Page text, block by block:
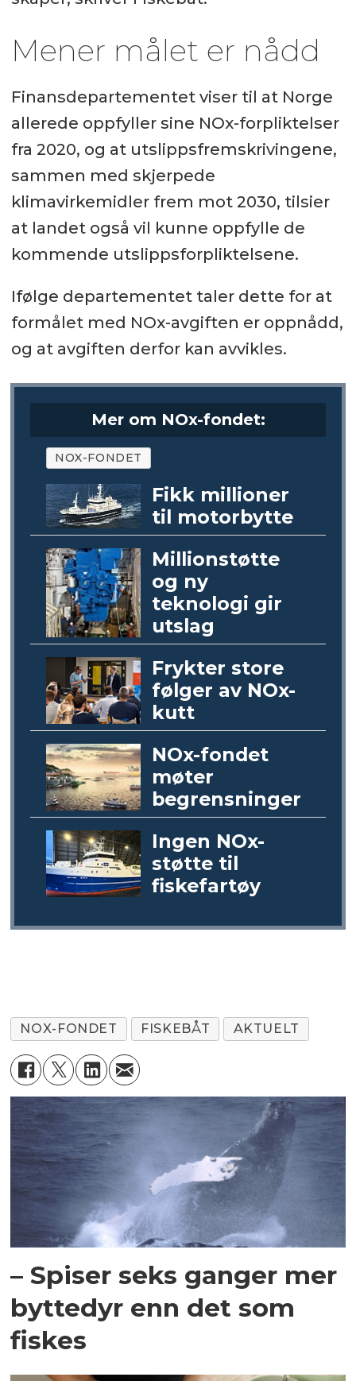
Mener målet er nådd
Finansdepartementet viser til at Norge
allerede oppfyller sine NOx-forpliktelser
fra 2020, og at utslippsfremskrivingene,
sammen med skjerpede
klimavirkemidler frem mot 2030, tilsier
at landet også vil kunne oppfylle de
kommende utslippsforpliktelsene.
Ifølge departementet taler dette for at
formålet med NOx-avgiften er oppnådd,
og at avgiften derfor kan avvikles.
Mer om NOx-fondet:
NOX-FONDET
Fikk millioner
til motorbytte
Millionstøtte
og ny
teknologi gir
utslag
Frykter store
følger av NOx-
kutt
NOx-fondet
møter
begrensninger
Ingen NOx-
støtte til
fiskefartøy
NOX-FONDET FISKEBÅT AKTUELT
– Spiser seks ganger mer
byttedyr enn det som
fiskes